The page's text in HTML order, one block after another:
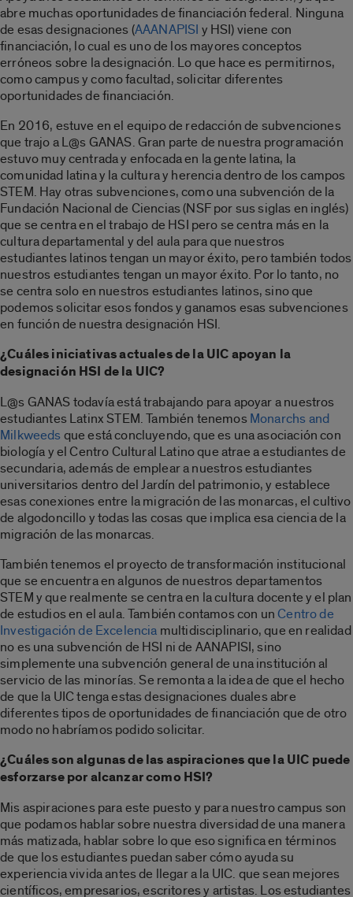
abre muchas oportunidades de financiación federal. Ninguna
de esas designaciones (AAANAPISI y HSI) viene con
financiación, lo cual es uno de los mayores conceptos
erróneos sobre la designación. Lo que hace es permitirnos,
como campus y como facultad, solicitar diferentes
oportunidades de financiación.
En 2016, estuve en el equipo de redacción de subvenciones
que trajo a L@s GANAS. Gran parte de nuestra programación
estuvo muy centrada y enfocada en la gente latina, la
comunidad latina y la cultura y herencia dentro de los campos
STEM. Hay otras subvenciones, como una subvención de la
Fundación Nacional de Ciencias (NSF por sus siglas en inglés)
que se centra en el trabajo de HSI pero se centra más en la
cultura departamental y del aula para que nuestros
estudiantes latinos tengan un mayor éxito, pero también todos
nuestros estudiantes tengan un mayor éxito. Por lo tanto, no
se centra solo en nuestros estudiantes latinos, sino que
podemos solicitar esos fondos y ganamos esas subvenciones
en función de nuestra designación HSI.
¿Cuáles iniciativas actuales de la UIC apoyan la
designación HSI de la UIC?
L@s GANAS todavía está trabajando para apoyar a nuestros
estudiantes Latinx STEM. También tenemosMonarchs and
Milkweedsque está concluyendo, que es una asociación con
biología y el Centro Cultural Latino que atrae a estudiantes de
secundaria, además de emplear a nuestros estudiantes
universitarios dentro del Jardín del patrimonio, y establece
esas conexiones entre la migración de las monarcas, el cultivo
de algodoncillo y todas las cosas que implica esa ciencia de la
migración de las monarcas.
También tenemos el proyecto de transformación institucional
que se encuentra en algunos de nuestros departamentos
STEM y que realmente se centra en la cultura docente y el plan
de estudios en el aula. También contamos con unCentro de
Investigación de Excelencia multidisciplinario, que en realidad
no es una subvención de HSI ni de AANAPISI, sino
simplemente una subvención general de una institución al
servicio de las minorías. Se remonta a la idea de que el hecho
de que la UIC tenga estas designaciones duales abre
diferentes tipos de oportunidades de financiación que de otro
modo no habríamos podido solicitar.
¿Cuáles son algunas de las aspiraciones que la UIC puede
esforzarse por alcanzar como HSI?
Mis aspiraciones para este puesto y para nuestro campus son
que podamos hablar sobre nuestra diversidad de una manera
más matizada, hablar sobre lo que eso significa en términos
de que los estudiantes puedan saber cómo ayuda su
experiencia vivida antes de llegar a la UIC. que sean mejores
científicos, empresarios, escritores y artistas. Los estudiantes